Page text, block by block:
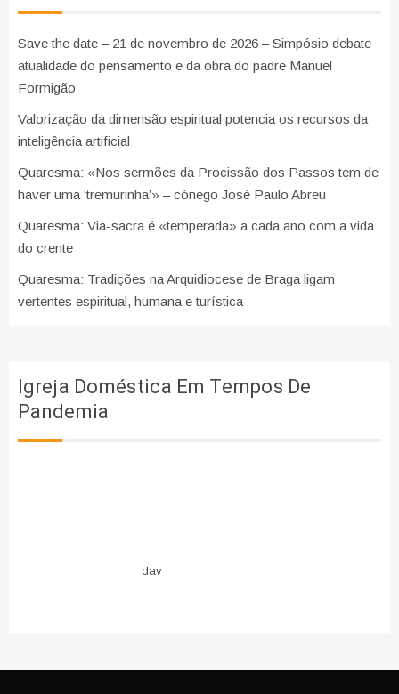
Save the date – 21 de novembro de 2026 – Simpósio debate
atualidade do pensamento e da obra do padre Manuel
Formigão
Valorização da dimensão espiritual potencia os recursos da
inteligência artificial
Quaresma: «Nos sermões da Procissão dos Passos tem de
haver uma ‘tremurinha’» – cónego José Paulo Abreu
Quaresma: Via-sacra é «temperada» a cada ano com a vida
do crente
Quaresma: Tradições na Arquidiocese de Braga ligam
vertentes espiritual, humana e turística
Igreja Doméstica Em Tempos De
Pandemia
dav